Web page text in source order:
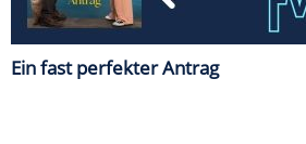
Ein fast perfekter Antrag